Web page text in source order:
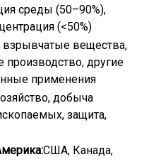
среды (50–90%),
(<50%)
взрывчатые вещества,
производство, другие
применения
добыча
защита,
США, Канада,